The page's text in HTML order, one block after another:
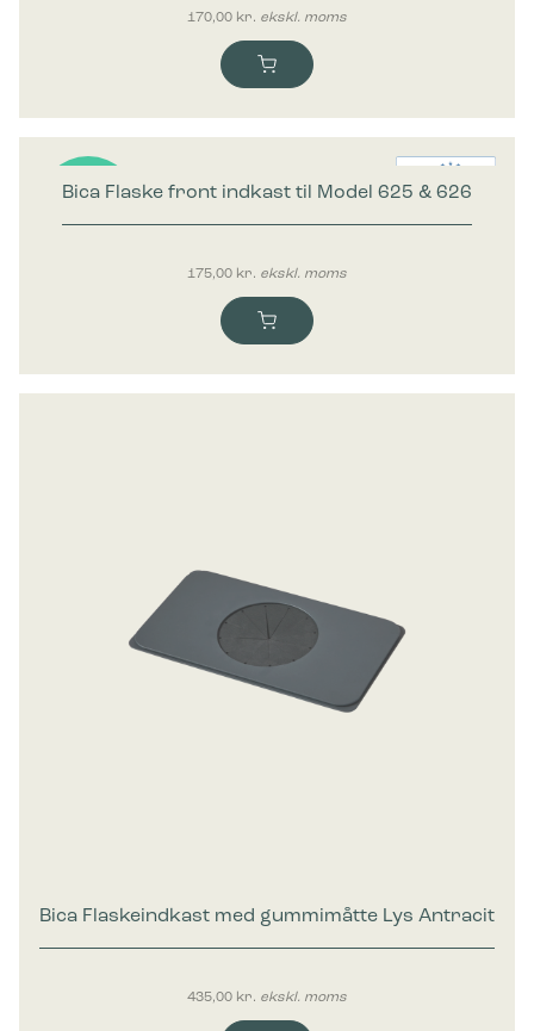
170,00 kr. ekskl. moms
Bica Flaske front indkast til Model 625 & 626
175,00 kr. ekskl. moms
Bica Flaskeindkast med gummimåtte Lys Antracit
435,00 kr. ekskl. moms